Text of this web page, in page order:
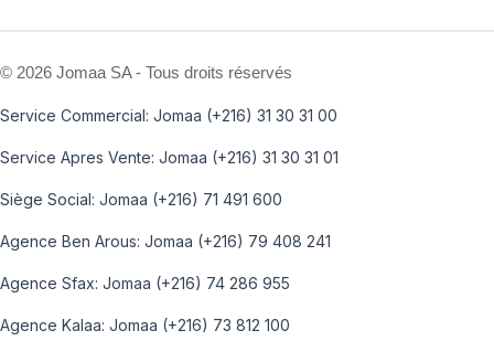
© 2026 Jomaa SA - Tous droits réservés
Service Commercial: Jomaa (+216) 31 30 31 00
Service Apres Vente: Jomaa (+216) 31 30 31 01
Siège Social: Jomaa (+216) 71 491 600
Agence Ben Arous: Jomaa (+216) 79 408 241
Agence Sfax: Jomaa (+216) 74 286 955
Agence Kalaa: Jomaa (+216) 73 812 100